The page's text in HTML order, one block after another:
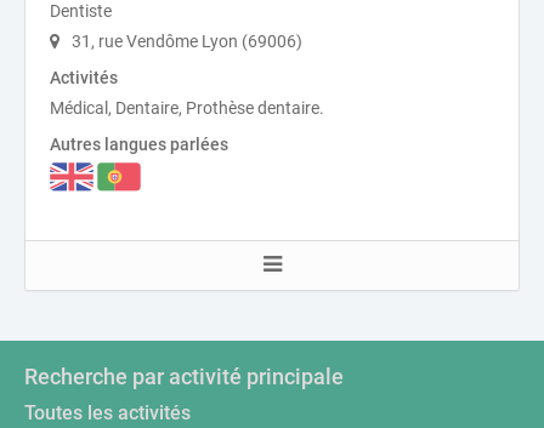
Dentiste
31, rue Vendôme Lyon (69006)
Activités
Médical, Dentaire, Prothèse dentaire.
Autres langues parlées
Recherche par activité principale
Toutes les activités